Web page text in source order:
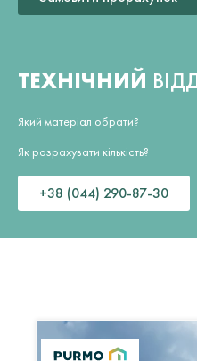
ТЕХНІЧНИЙ
Який матеріал обрати?
Як розрахувати кількість?
+38 (044) 290-87-30